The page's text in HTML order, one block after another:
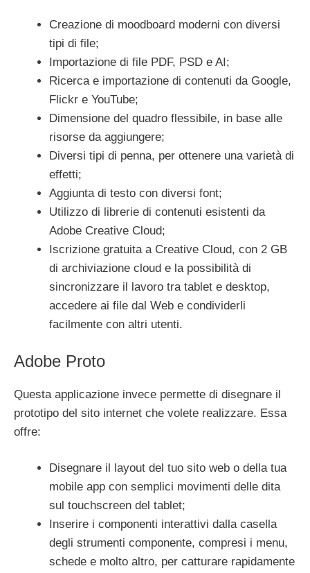
Creazione di moodboard moderni con diversi
tipi di file;
Importazione di file PDF, PSD e AI;
Ricerca e importazione di contenuti da Google,
Flickr e YouTube;
Dimensione del quadro flessibile, in base alle
risorse da aggiungere;
Diversi tipi di penna, per ottenere una varietà di
effetti;
Aggiunta di testo con diversi font;
Utilizzo di librerie di contenuti esistenti da
Adobe Creative Cloud;
Iscrizione gratuita a Creative Cloud, con 2 GB
di archiviazione cloud e la possibilità di
sincronizzare il lavoro tra tablet e desktop,
accedere ai file dal Web e condividerli
facilmente con altri utenti.
Adobe Proto
Questa applicazione invece permette di disegnare il
prototipo del sito internet che volete realizzare. Essa
offre:
Disegnare il layout del tuo sito web o della tua
mobile app con semplici movimenti delle dita
sul touchscreen del tablet;
Inserire i componenti interattivi dalla casella
degli strumenti componente, compresi i menu,
schede e molto altro, per catturare rapidamente